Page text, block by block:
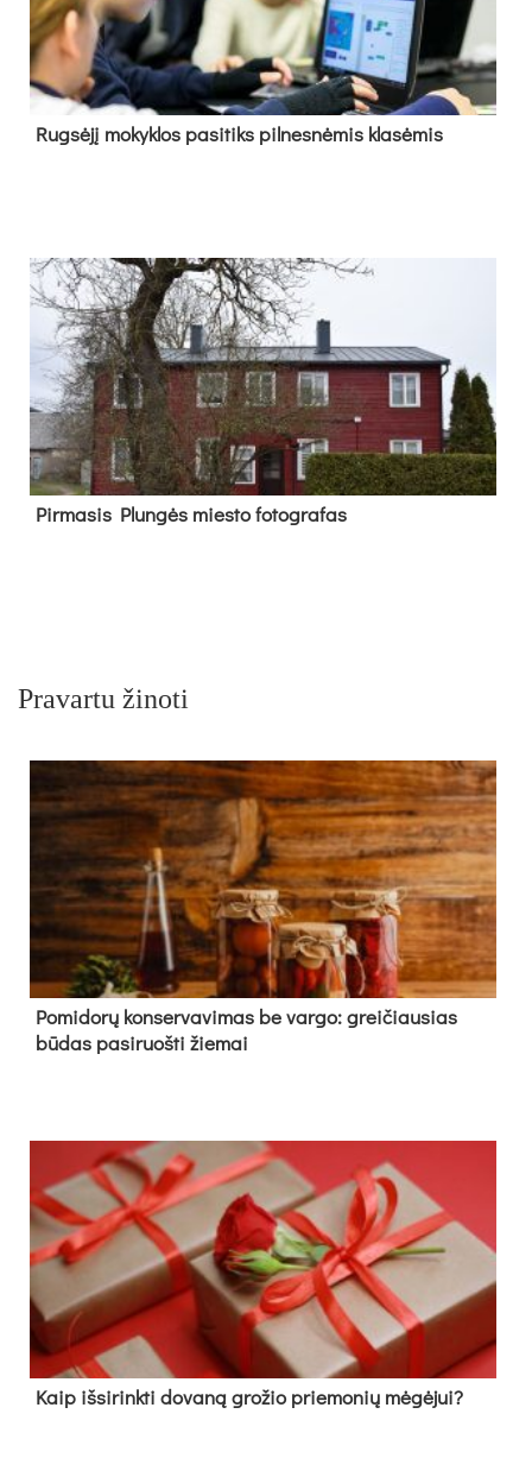
Rug­sė­jį mo­kyk­los pa­si­tiks pil­nes­nė­mis kla­sė­mis
Pir­ma­sis Plun­gės mies­to fo­tog­ra­fas
Pravartu žinoti
Pomidorų konservavimas be vargo: greičiausias
būdas pasiruošti žiemai
Kaip išsirinkti dovaną grožio priemonių mėgėjui?